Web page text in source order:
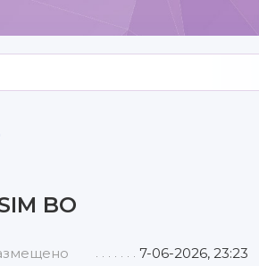
BO
7-06-2026, 23:23